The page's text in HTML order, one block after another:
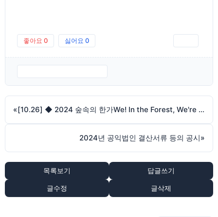
좋아요 0 싫어요 0
« [10.26] ◆ 2024 숲속의 한가We! In the Forest, We're Free! ◆
2024년 공익법인 결산서류 등의 공시»
목록보기 답글쓰기
글수정 글삭제